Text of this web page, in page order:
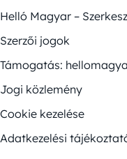
Helló Magyar –
Szerzői jogok
Támogatás:
Jogi közlemény
Cookie kezelése
Adatkezelési